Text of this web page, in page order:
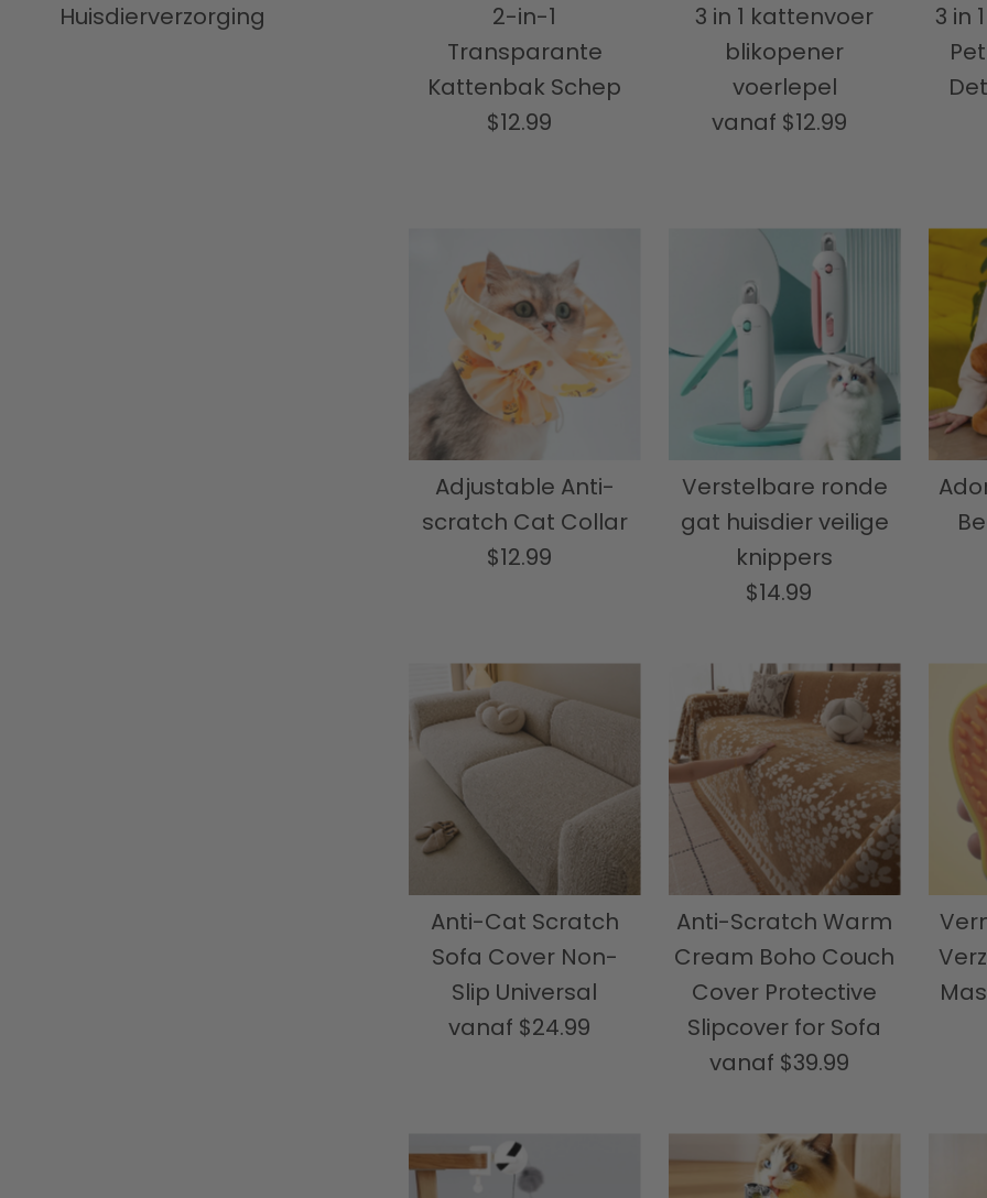
Huisdierverzorging
2-in-1
Transparante
Kattenbak Schep
Normale
$12.99
3 in 1 kattenvoer
blikopener
voerlepel
Normale
vanaf $12.99
3 in
Adjustable Anti-
scratch Cat Collar
Normale
$12.99
Verstelbare ronde
gat huisdier veilige
knippers
Normale
$14.99
Anti-Cat Scratch
Sofa Cover Non-
Slip Universal
Normale
vanaf $24.99
Anti-Scratch Warm
Cream Boho Couch
Cover Protective
Slipcover for Sofa
Normale
vanaf $39.99